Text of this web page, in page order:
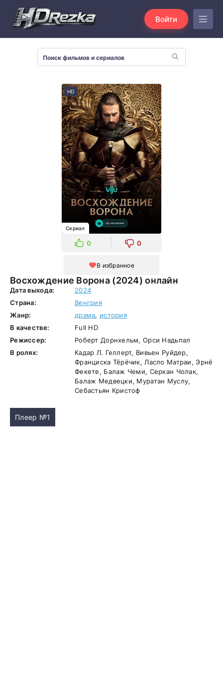
Войти
Восхождение Ворона (2024) онлайн
HD
Сериал
0 0
В избранное
Дата выхода:
2024
Страна:
Венгрия
Жанр:
драма, история
В качестве:
Full HD
Режиссер:
Роберт Дорнхельм, Орси Надьпал
В ролях:
Кадар Л. Геллерт, Вивьен Руйдер,
Франциска Тёрёчик, Ласло Матраи, Эрнё
Фекете, Балаж Чеми, Серкан Чолак,
Балаж Медвецки, Муратан Муслу,
Себастьян Кристоф
Плеер №1